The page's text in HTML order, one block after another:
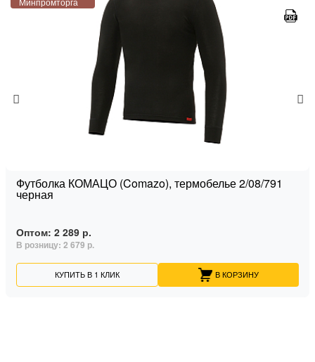
Футболка КОМАЦО (Comazo), термобелье 2/08/791
черная
Оптом: 2 289 р.
В розницу: 2 679 р.
КУПИТЬ В 1 КЛИК В КОРЗИНУ